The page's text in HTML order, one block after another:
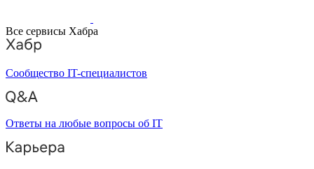
Все сервисы Хабра
Сообщество IT-специалистов
Ответы на любые вопросы об IT